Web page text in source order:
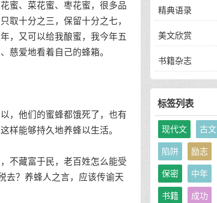
蜜、菜花蜜、枣花蜜，很多品
取十分之三，保留十分之七，
，又可以给我酿蜜，我今年五
慈爱地看着自己的蜂箱。
，他们的蜜蜂都饿死了，也有
样能够持久地养蜂以生活。
不藏富于民，老百姓怎么能受
去？养蜂人之言，应该传谕天
精典语录
美文欣赏
书籍杂志
标签列表
现代文 古文
陷阱 励志
保密 中年
书籍 成功